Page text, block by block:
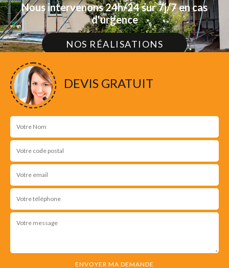
Nous intervenons 24h/24 sur 7j/7 en cas
d'urgence
NOS RÉALISATIONS
DEVIS GRATUIT